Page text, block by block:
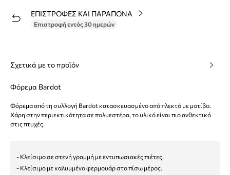
ΕΠΙΣΤΡΟΦΕΣ ΚΑΙ ΠΑΡΑΠΟΝΑ
Επιστροφή εντός 30 ημερών
Σχετικά με το προϊόν
Φόρεμα Bardot
Φόρεμα από τη συλλογή Bardot κατασκευασμένο από πλεκτό με μοτίβο.
Χάρη στην περιεκτικότητα σε πολυεστέρα, το υλικό είναι πιο ανθεκτικό
στις πτυχές.
- Κλείσιμο σε στενή γραμμή με εντυπωσιακές πιέτες.
- Κλείσιμο με καλυμμένο φερμουάρ στο πίσω μέρος.